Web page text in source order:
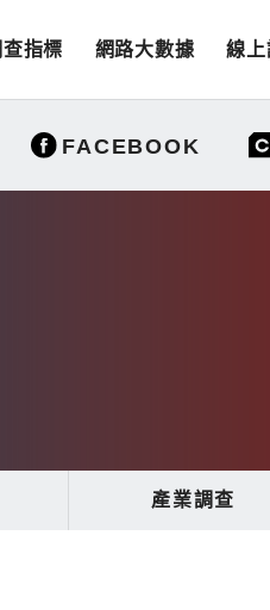
指標 網路大數據 線上
FACEBOOK
產業調查